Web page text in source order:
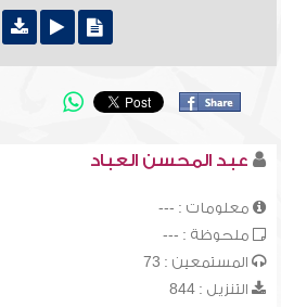
عبد المحسن العباد
معلومات : ---
ملحوظة : ---
المستمعين : 73
التنزيل : 844